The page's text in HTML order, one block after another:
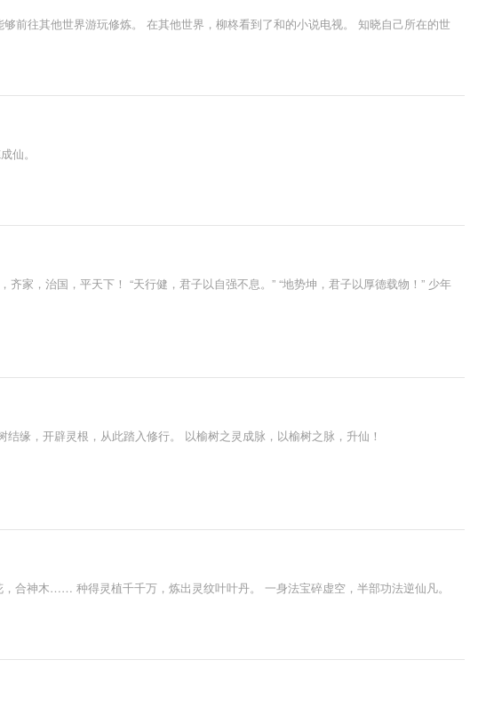
前往其他世界游玩修炼。 在其他世界，柳柊看到了和的小说电视。 知晓自己所在的世
仙。
家，治国，平天下！ “天行健，君子以自强不息。” “地势坤，君子以厚德载物！” 少年
缘，开辟灵根，从此踏入修行。 以榆树之灵成脉，以榆树之脉，升仙！
合神木…… 种得灵植千千万，炼出灵纹叶叶丹。 一身法宝碎虚空，半部功法逆仙凡。